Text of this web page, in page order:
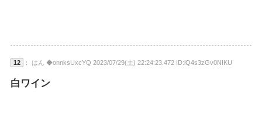
12 ： はん ◆onnksUxcYQ 2023/07/29(土) 22:24:23.472 ID:lQ4s3zGv0NIKU
白ワイン